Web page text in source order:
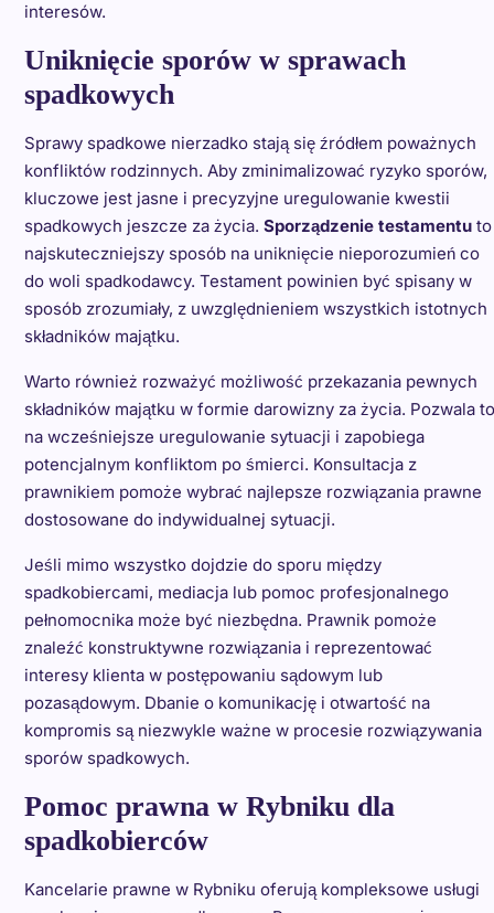
interesów.
Uniknięcie sporów w sprawach
spadkowych
Sprawy spadkowe nierzadko stają się źródłem poważnych
konfliktów rodzinnych. Aby zminimalizować ryzyko sporów,
kluczowe jest jasne i precyzyjne uregulowanie kwestii
spadkowych jeszcze za życia. Sporządzenie testamentuto
najskuteczniejszy sposób na uniknięcie nieporozumień co
do woli spadkodawcy. Testament powinien być spisany w
sposób zrozumiały, z uwzględnieniem wszystkich istotnych
składników majątku.
Warto również rozważyć możliwość przekazania pewnych
składników majątku w formie darowizny za życia. Pozwala to
na wcześniejsze uregulowanie sytuacji i zapobiega
potencjalnym konfliktom po śmierci. Konsultacja z
prawnikiem pomoże wybrać najlepsze rozwiązania prawne
dostosowane do indywidualnej sytuacji.
Jeśli mimo wszystko dojdzie do sporu między
spadkobiercami, mediacja lub pomoc profesjonalnego
pełnomocnika może być niezbędna. Prawnik pomoże
znaleźć konstruktywne rozwiązania i reprezentować
interesy klienta w postępowaniu sądowym lub
pozasądowym. Dbanie o komunikację i otwartość na
kompromis są niezwykle ważne w procesie rozwiązywania
sporów spadkowych.
Pomoc prawna w Rybniku dla
spadkobierców
Kancelarie prawne w Rybniku oferują kompleksowe usługi